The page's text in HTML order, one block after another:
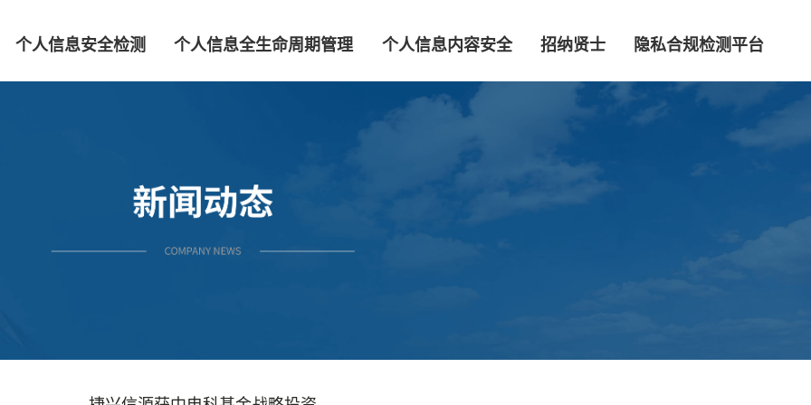
隐私合规检测平台
招纳贤士
个人信息内容安全
个人信息全生命周期管理
个人信息安全检测